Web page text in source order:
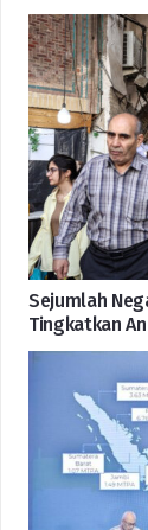
Sejumlah
Tingkatkan